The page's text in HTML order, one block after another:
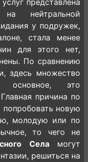
услуг представлена
нейтральной
у подружек,
стала менее
для этого нет,
По сравнению
здесь множество
основное, это
причина по
новую
молодую или по
то чего не
Села могут
решиться на